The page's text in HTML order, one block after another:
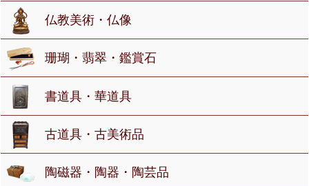
仏教美術・仏像
珊瑚・翡翠・鑑賞石
書道具・華道具
古道具・古美術品
陶磁器・陶器・陶芸品